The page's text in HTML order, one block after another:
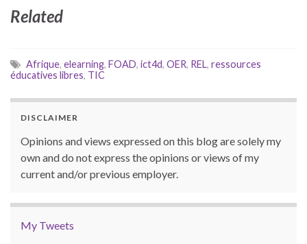
Related
Afrique, elearning, FOAD, ict4d, OER, REL, ressources
éducatives libres, TIC
DISCLAIMER
Opinions and views expressed on this blog are solely my
own and do not express the opinions or views of my
current and/or previous employer.
My Tweets